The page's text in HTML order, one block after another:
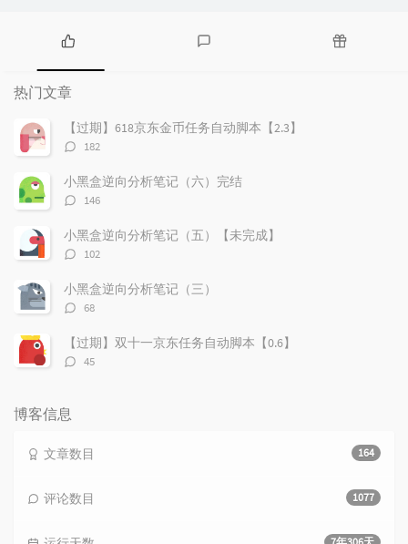
热
门
文
章
论
热门文章
【过期】618京东金币任务自动脚本【2.3】
评
数：
182
小黑盒逆向分析笔记（六）完结
评
数：
146
小黑盒逆向分析笔记（五）【未完成】
评
数：
102
小黑盒逆向分析笔记（三）
评
数：
68
【过期】双十一京东任务自动脚本【0.6】
评
45
博客信息
164
文章数目
1077
评论数目